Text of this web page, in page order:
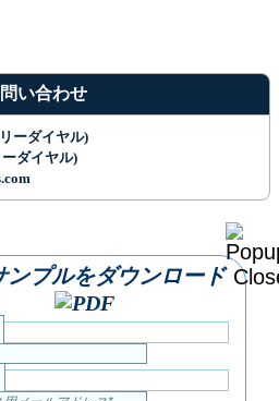
い合わせ
ーダイヤル)
ダイヤル)
ンプルをダウンロード